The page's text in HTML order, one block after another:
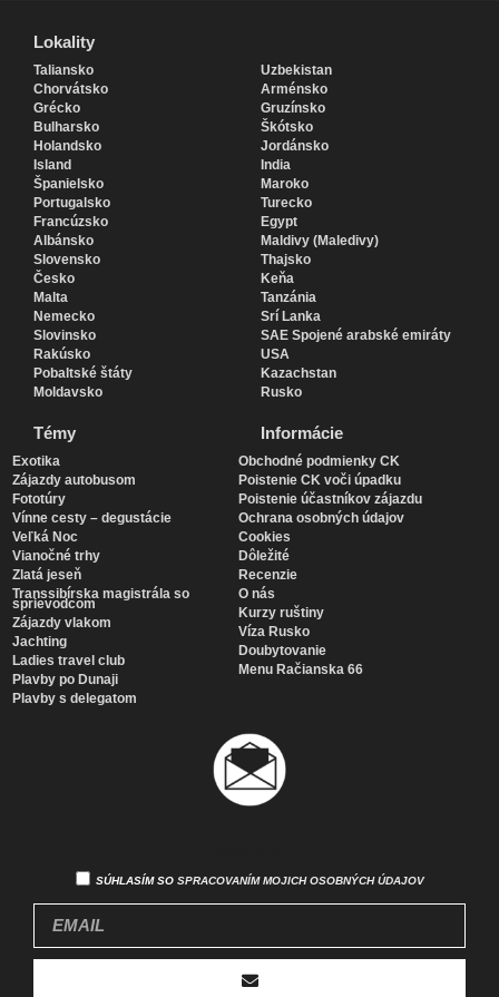
Lokality
Taliansko
Chorvátsko
Grécko
Bulharsko
Holandsko
Island
Španielsko
Portugalsko
Francúzsko
Albánsko
Slovensko
Česko
Malta
Nemecko
Slovinsko
Rakúsko
Pobaltské štáty
Moldavsko
Uzbekistan
Arménsko
Gruzínsko
Škótsko
Jordánsko
India
Maroko
Turecko
Egypt
Maldivy (Maledivy)
Thajsko
Keňa
Tanzánia
Srí Lanka
SAE Spojené arabské emiráty
USA
Kazachstan
Rusko
Témy
Exotika
Zájazdy autobusom
Fototúry
Vínne cesty – degustácie
Veľká Noc
Vianočné trhy
Zlatá jeseň
Transsibírska magistrála so
sprievodcom
Zájazdy vlakom
Jachting
Ladies travel club
Plavby po Dunaji
Plavby s delegatom
Informácie
Obchodné podmienky CK
Poistenie CK voči úpadku
Poistenie účastníkov zájazdu
Ochrana osobných údajov
Cookies
Dôležité
Recenzie
O nás
Kurzy ruštiny
Víza Rusko
Doubytovanie
Menu Račianska 66
SÚHLASÍM SO SPRACOVANÍM MOJICH OSOBNÝCH ÚDAJOV